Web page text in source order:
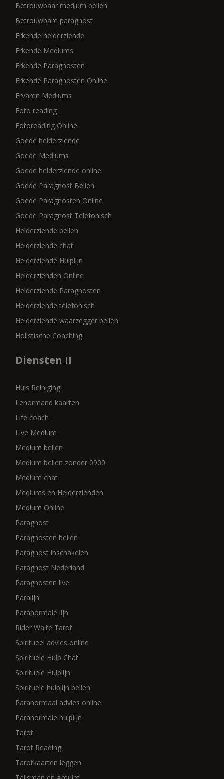
Betrouwbaar medium bellen
Betrouwbare paragnost
Erkende helderziende
Erkende Mediums
Erkende Paragnosten
Erkende Paragnosten Online
Ervaren Mediums
Foto reading
Fotoreading Online
Goede helderziende
Goede Mediums
Goede helderziende online
Goede Paragnost Bellen
Goede Paragnosten Online
Goede Paragnost Telefonisch
Helderziende bellen
Helderziende chat
Helderziende Hulplijn
Helderzienden Online
Helderziende Paragnosten
Helderziende telefonisch
Helderziende waarzegger bellen
Holistische Coaching
Diensten II
Huis Reiniging
Lenormand kaarten
Life coach
Live Medium
Medium bellen
Medium bellen zonder 0900
Medium chat
Mediums en Helderzienden
Medium Online
Paragnost
Paragnosten bellen
Paragnost inschakelen
Paragnost Nederland
Paragnosten live
Paralijn
Paranormale lijn
Rider Waite Tarot
Spiritueel advies online
Spirituele Hulp Chat
Spirituele Hulplijn
Spirituele hulplijn bellen
Paranormaal advies online
Paranormale hulplijn
Tarot
Tarot Reading
Tarotkaarten leggen